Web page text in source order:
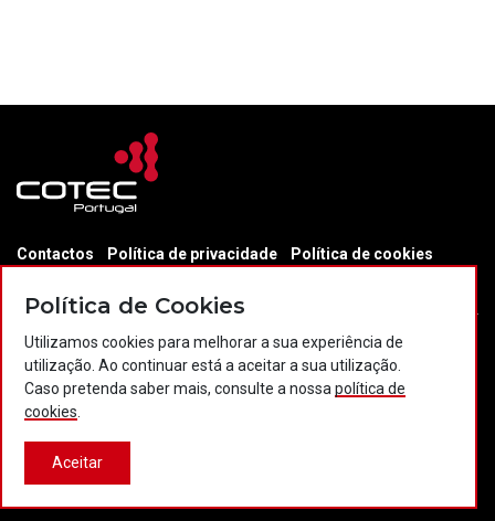
Contactos Política de privacidade
Política de cookies
© 2026 COTEC Portugal. Todos os direitos reservados.
Plataforma co-financiada por:
Desenvolvido por:
Política de Cookies
Utilizamos cookies para melhorar a sua experiência de
utilização. Ao continuar está a aceitar a sua utilização.
Caso pretenda saber mais, consulte a nossa política de
cookies
Aceitar